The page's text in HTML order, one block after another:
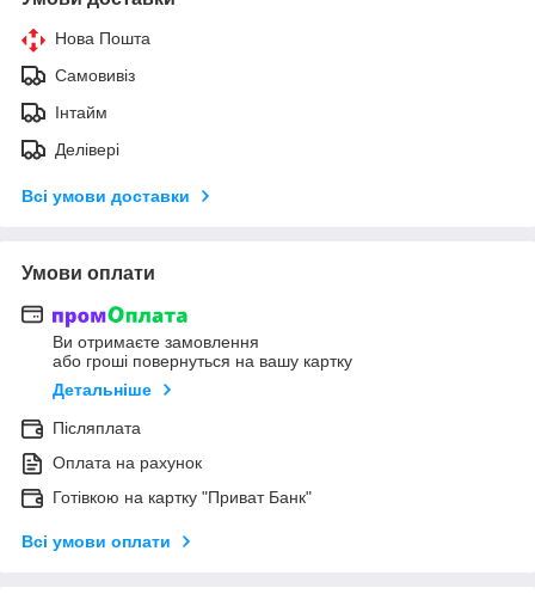
Нова Пошта
Самовивіз
Інтайм
Делівері
Всі умови доставки
Умови оплати
Ви отримаєте замовлення
або гроші повернуться на вашу картку
Детальніше
Післяплата
Оплата на рахунок
Готівкою на картку "Приват Банк"
Всі умови оплати